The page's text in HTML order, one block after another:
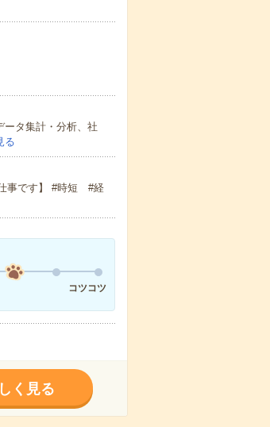
ータ集計・分析、社
る
事です】 #時短 #経
コツコツ
く見る